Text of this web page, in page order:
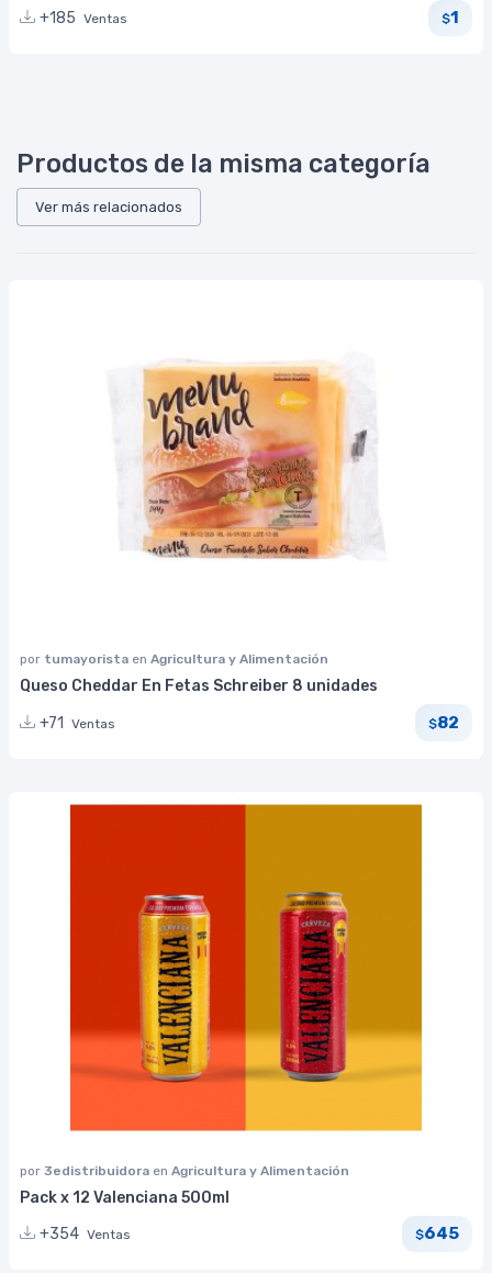
+185 Ventas $1
Productos de la misma categoría
Ver más relacionados
por tumayorista en Agricultura y Alimentación
Queso Cheddar En Fetas Schreiber 8 unidades
+71
Ventas $82
por 3edistribuidora en Agricultura y Alimentación
Pack x 12 Valenciana 500ml
+354 Ventas $645